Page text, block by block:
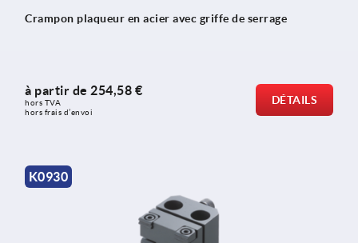
Crampon plaqueur en acier avec griffe de serrage
à partir de 254,58 €
hors TVA
hors frais d’envoi
DÉTAILS
K0930